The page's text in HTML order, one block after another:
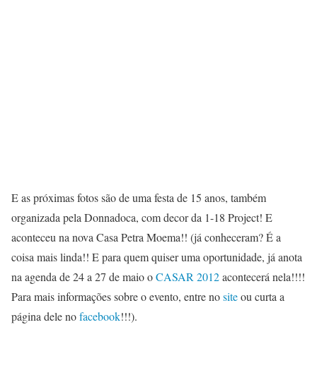
E as próximas fotos são de uma festa de 15 anos, também
organizada pela Donnadoca, com decor da 1-18 Project! E
aconteceu na nova Casa Petra Moema!! (já conheceram? É a
coisa mais linda!! E para quem quiser uma oportunidade, já anota
na agenda de 24 a 27 de maio oCASAR 2012acontecerá nela!!!!
Para mais informações sobre o evento, entre nositeou curta a
página dele nofacebook!!!).